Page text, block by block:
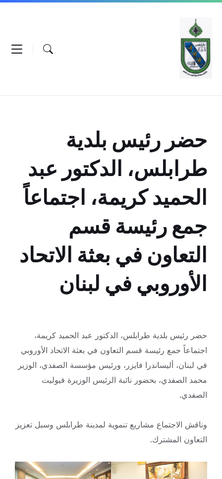
Skip
content
Skip
navigation
Skip
حضر رئيس بلدية
طرابلس، الدكتور عبد
الحميد كريمة، اجتماعاً
جمع رئيسة قسم
التعاون في بعثة الاتحاد
الأوروبي في لبنان
حضر رئيس بلدية طرابلس، الدكتور عبد الحميد كريمة،
اجتماعاً جمع رئيسة قسم التعاون في بعثة الاتحاد الأوروبي
في لبنان، أليساندرا فايزر، ورئيس مؤسسة الصفدي، الوزير
محمد الصفدي، بحضور نائبة الرئيس الوزيرة فيوليت
الصفدي.
وناقش الاجتماع مشاريع تنموية لمدينة طرابلس وسبل تعزيز
التعاون المشترك.